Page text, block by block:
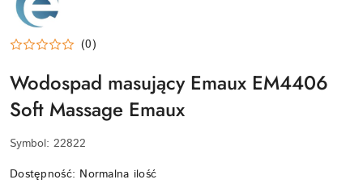
(0)
Wodospad masujący Emaux EM4406
Soft Massage Emaux
Symbol: 22822
Dostępność: Normalna ilość